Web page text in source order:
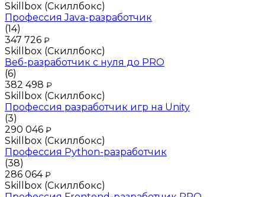
Skillbox (Скиллбокс)
Профессия Java-разработчик
(14)
347 726 ₽
Skillbox (Скиллбокс)
Веб-разработчик с нуля до PRO
(6)
382 498 ₽
Skillbox (Скиллбокс)
Профессия разработчик игр на Unity
(3)
290 046 ₽
Skillbox (Скиллбокс)
Профессия Python-разработчик
(38)
286 064₽
Skillbox (Скиллбокс)